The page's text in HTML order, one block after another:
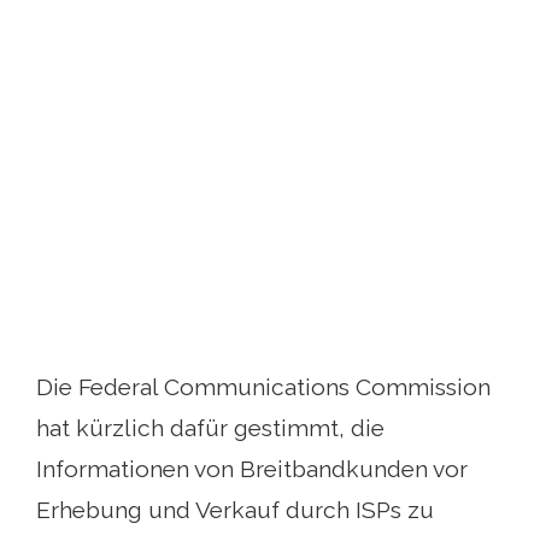
Die Federal Communications Commission
hat kürzlich dafür gestimmt, die
Informationen von Breitbandkunden vor
Erhebung und Verkauf durch ISPs zu